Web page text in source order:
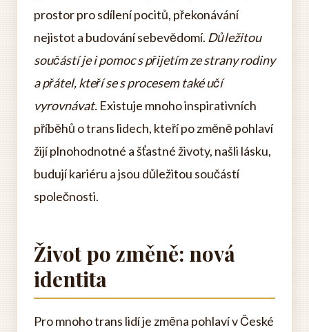
prostor pro sdílení pocitů, překonávání
nejistot a budování sebevědomí. Důležitou
součástí je i pomoc s přijetím ze strany rodiny
a přátel, kteří se s procesem také učí
vyrovnávat. Existuje mnoho inspirativních
příběhů o trans lidech, kteří po změně pohlaví
žijí plnohodnotné a šťastné životy, našli lásku,
budují kariéru a jsou důležitou součástí
společnosti.
Život po změně: nová
identita
Pro mnoho trans lidí je změna pohlaví v České